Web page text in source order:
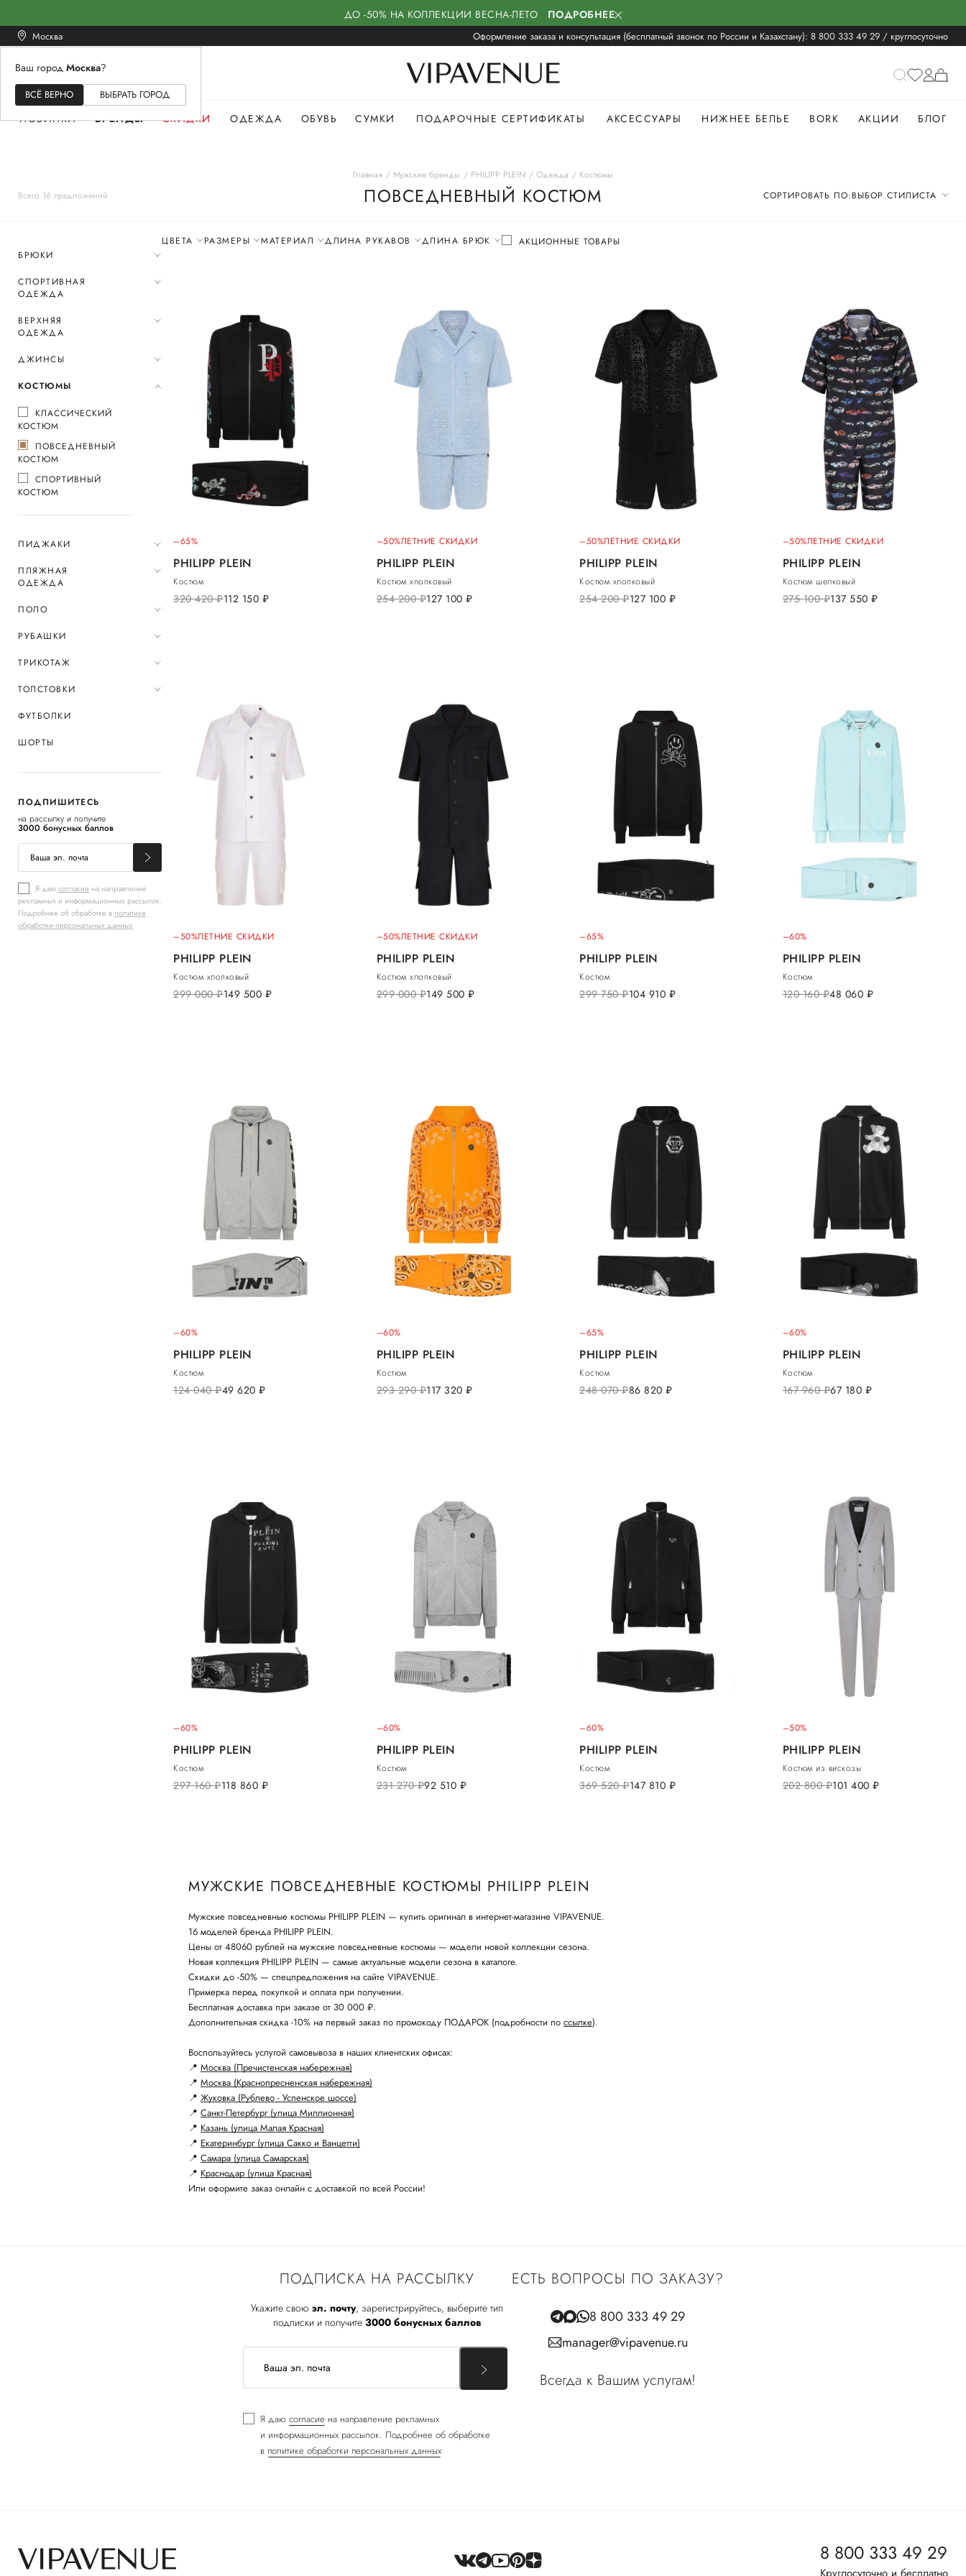
ДО -50% НА КОЛЛЕКЦИИ ВЕСНА-ЛЕТО ПОДРОБНЕЕ
Москва Оформление заказа и консультация (бесплатный звонок по России и Казахстану): 8 800 333 49 29 / круглосуточно
Ваш город Москва?
ВСЁ ВЕРНО ВЫБРАТЬ ГОРОД
ЖЕНСКОЕМУЖСКОЕ
НОВИНКИ БРЕНДЫ СКИДКИ ОДЕЖДА ОБУВЬ СУМКИ ПОДАРОЧНЫЕ СЕРТИФИКАТЫ АКСЕССУАРЫ НИЖНЕЕ БЕЛЬЕ BORK АКЦИИ БЛОГ
Всего 16 предложений
Главная Мужские бренды PHILIPP PLEIN Одежда Костюмы
ПОВСЕДНЕВНЫЙ КОСТЮМ СОРТИРОВАТЬ ПО:ВЫБОР СТИЛИСТА
БРЮКИ
СПОРТИВНАЯ
ОДЕЖДА
ВЕРХНЯЯ
ОДЕЖДА
ДЖИНСЫ
КОСТЮМЫ
КЛАССИЧЕСКИЙ
КОСТЮМ
ПОВСЕДНЕВНЫЙ
КОСТЮМ
СПОРТИВНЫЙ
КОСТЮМ
ПИДЖАКИ
ПЛЯЖНАЯ
ОДЕЖДА
ПОЛО
РУБАШКИ
ТРИКОТАЖ
ТОЛСТОВКИ
ФУТБОЛКИ
ШОРТЫ
ПОДПИШИТЕСЬ
на рассылку и получите
3000 бонусных баллов
Я даюсогласие на направление
рекламных и информационных рассылок.
Подробнее об обработке в политике
обработки персональных данных
ЦВЕТА РАЗМЕРЫ МАТЕРИАЛ ДЛИНА РУКАВОВ ДЛИНА БРЮК АКЦИОННЫЕ ТОВАРЫ
–65%
PHILIPP PLEIN
Костюм
320 420руб.112 150 руб.
–50%ЛЕТНИЕ СКИДКИ
PHILIPP PLEIN
Костюм хлопковый
254 200руб.127 100 руб.
–50%ЛЕТНИЕ СКИДКИ
PHILIPP PLEIN
Костюм хлопковый
254 200руб.127 100 руб.
–50%ЛЕТНИЕ СКИДКИ
PHILIPP PLEIN
Костюм шелковый
275 100руб.137 550 руб.
–50%ЛЕТНИЕ СКИДКИ
PHILIPP PLEIN
Костюм хлопковый
299 000руб.149 500 руб.
–50%ЛЕТНИЕ СКИДКИ
PHILIPP PLEIN
Костюм хлопковый
299 000руб.149 500 руб.
–65%
PHILIPP PLEIN
Костюм
299 750руб.104 910 руб.
–60%
PHILIPP PLEIN
Костюм
120 160руб.48 060 руб.
–60%
PHILIPP PLEIN
Костюм
124 040руб.49 620 руб.
–60%
PHILIPP PLEIN
Костюм
293 290руб.117 320 руб.
–65%
PHILIPP PLEIN
Костюм
248 070руб.86 820 руб.
–60%
PHILIPP PLEIN
Костюм
167 960руб.67 180 руб.
–60%
PHILIPP PLEIN
Костюм
297 160руб.118 860 руб.
–60%
PHILIPP PLEIN
Костюм
231 270руб.92 510 руб.
–60%
PHILIPP PLEIN
Костюм
369 520руб.147 810 руб.
–50%
PHILIPP PLEIN
Костюм из вискозы
202 800руб.101 400 руб.
МУЖСКИЕ ПОВСЕДНЕВНЫЕ КОСТЮМЫ PHILIPP PLEIN
Мужские повседневные костюмы PHILIPP PLEIN — купить оригинал в интернет-магазине VIPAVENUE.
16 моделей бренда PHILIPP PLEIN.
Цены от 48060 рублей на мужские повседневные костюмы — модели новой коллекции сезона.
Новая коллекция PHILIPP PLEIN — самые актуальные модели сезона в каталоге.
Скидки до -50% — спецпредложения на сайте VIPAVENUE.
Примерка перед покупкой и оплата при получении.
Бесплатная доставка при заказе от 30 000 ₽.
Дополнительная скидка -10% на первый заказ по промокоду ПОДАРОК (подробности по ссылке).
Воспользуйтесь услугой самовывоза в наших клиентских офисах:
📍 Москва (Пречистенская набережная)
📍 Москва (Краснопресненская набережная)
📍 Жуковка (Рублево - Успенское шоссе)
📍 Санкт-Петербург (улица Миллионная)
📍 Казань (улица Малая Красная)
📍 Екатеринбург (улица Сакко и Ванцетти)
📍 Самара (улица Самарская)
📍 Краснодар (улица Красная)
Или оформите заказ онлайн с доставкой по всей России!
ПОДПИСКА НА РАССЫЛКУ
Укажите свою эл. почту, зарегистрируйтесь, выберите тип
подписки и получите 3000 бонусных баллов
Я даю согласие на направление рекламных
и информационных рассылок. Подробнее об обработке
в политике обработки персональных данных
ЕСТЬ ВОПРОСЫ ПО ЗАКАЗУ?
8 800 333 49 29
manager@vipavenue.ru
Всегда к Вашим услугам!
8 800 333 49 29